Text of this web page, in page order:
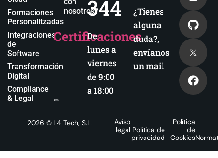
Formaciones
Personalitzadas
Integraciones
de
Software
Transformación
Digital
Compliance
& Legal
nosotros?
Certificaciones
344
De
lunes a
viernes
de 9:00
a 18:00
¿Tienes
alguna
duda?,
envíanos
un mail
2026 © L4 Tech, S.L.
Avíso
legal Política de
privacidad
Política
de
Cookies